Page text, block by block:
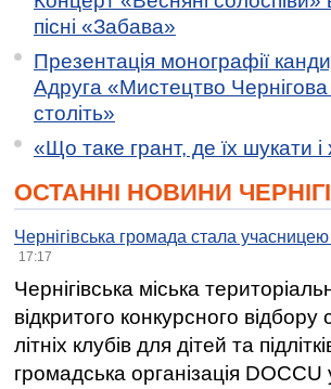
пісні «Забава»
Презентація монографії
Адруга «Мистецтво
століть»
«Що таке грант, де їх шукати
ОСТАННІ НОВИНИ
Чернігівська громада стала
17:17
Чернігівська міська
відкритого конкурсного
літніх клубів для дітей та
громадська організація